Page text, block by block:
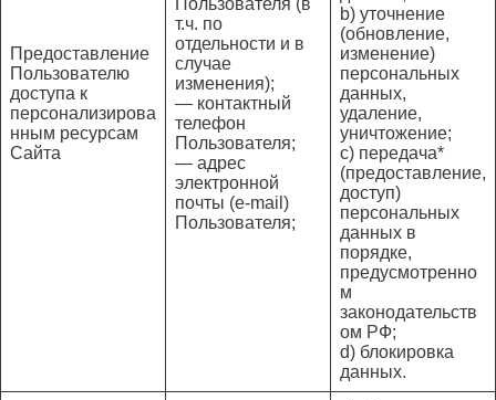
Предоставление
Пользователю
доступа к
персонализирова
нным ресурсам
Сайта
Пользователя (в
т.ч. по
отдельности и в
случае
изменения);
— контактный
телефон
Пользователя;
— адрес
электронной
почты (e-mail)
Пользователя;
b) уточнение
(обновление,
изменение)
персональных
данных,
удаление,
уничтожение;
c) передача*
(предоставление,
доступ)
персональных
данных в
порядке,
предусмотренно
м
законодательств
ом РФ;
d) блокировка
данных.